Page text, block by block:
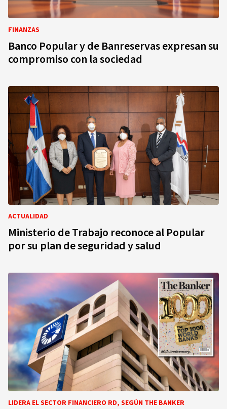
FINANZAS
Banco Popular y de Banreservas expresan su
compromiso con la sociedad
ACTUALIDAD
Ministerio de Trabajo reconoce al Popular
por su plan de seguridad y salud
LIDERA EL SECTOR FINANCIERO RD, SEGÚN THE BANKER